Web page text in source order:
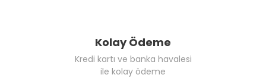
Kolay Ödeme
Kredi kartı ve banka havalesi
ile kolay ödeme